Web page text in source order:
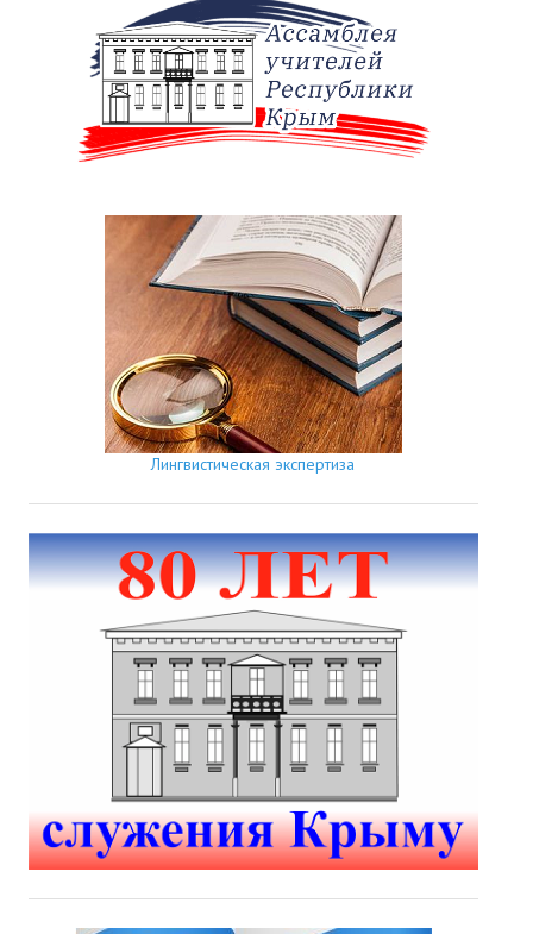
Лингвистическая экспертиза